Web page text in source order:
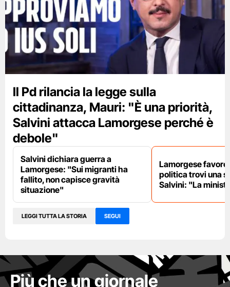
Il Pd rilancia la legge sulla
cittadinanza, Mauri: "È una priorità,
Salvini attacca Lamorgese perché è
debole"
Salvini dichiara guerra a
Lamorgese: "Sui migranti ha
fallito, non capisce gravità
situazione"
Lamorgese
politica trovi una
Salvini: "La
LEGGI TUTTA LA STORIA SEGUI
Più che un giornale